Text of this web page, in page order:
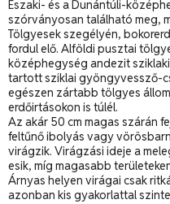
Északi- és a Dunántúli-
szórványosan található meg,
Tölgyesek szegélyén,
fordul elő. Alföldi pusztai
középhegység andezit
tartott sziklai gyöngyvessző-
egészen zártabb tölgyes
erdőirtásokon is túlél.
Az akár 50 cm magas szárán
feltűnő ibolyás vagy
virágzik. Virágzási ideje a
esik, míg magasabb
Árnyas helyen virágai csak
azonban kis gyakorlattal